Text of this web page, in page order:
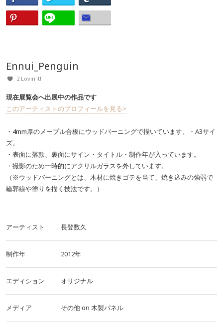
Ennui_Penguin
2 Lovin'it!
現在展覧会へ出展中の作品です
このアーティストのプロフィールを見る>
・4mm厚のメープル合板にウッドバーニングで描いています。・A3サイ
ズ。
・表面に落款、裏面にサイン・タイトル・制作年が入っています。
・撮影のため一時的にアクリルガラスを外しています。
（※ウッドバーニングとは、木材に焼きゴテを当て、焼き込みの強弱で
輪郭線や塗りを描く技法です。）
アーティスト 長登数久
制作年 2012年
エディション オリジナル
メディア その他on 木製パネル